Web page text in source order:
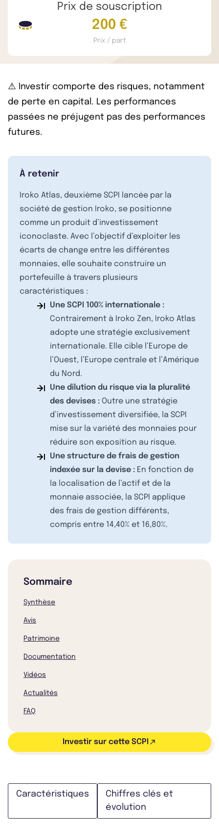
Prix de souscription
200 €
Prix / part
⚠️ Investir comporte des risques, notamment
de perte en capital. Les performances
passées ne préjugent pas des performances
futures.
À retenir
Iroko Atlas, deuxième SCPI lancée par la
société de gestion Iroko, se positionne
comme un produit d’investissement
iconoclaste. Avec l’objectif d’exploiter les
écarts de change entre les différentes
monnaies, elle souhaite construire un
portefeuille à travers plusieurs
caractéristiques :
Une SCPI 100% internationale :
Contrairement à Iroko Zen, Iroko Atlas
adopte une stratégie exclusivement
internationale. Elle cible l’Europe de
l’Ouest, l’Europe centrale et l’Amérique
du Nord.
Une dilution du risque via la pluralité
des devises : Outre une stratégie
d’investissement diversifiée, la SCPI
mise sur la variété des monnaies pour
réduire son exposition au risque.
Une structure de frais de gestion
indexée sur la devise : En fonction de
la localisation de l’actif et de la
monnaie associée, la SCPI applique
des frais de gestion différents,
compris entre 14,40% et 16,80%.
Sommaire
Synthèse
Avis
Patrimoine
Documentation
Vidéos
Actualités
FAQ
Investir sur cette SCPI
Caractéristiques
Chiffres clés et
évolution